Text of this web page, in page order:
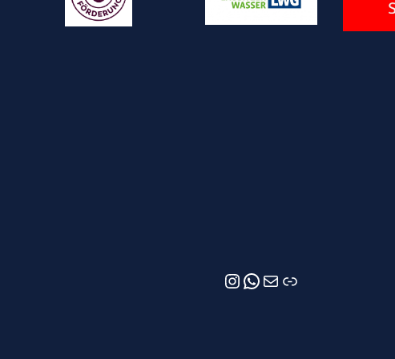
Instagram
WhatsApp
E-MailNewsletter-Anmeldung